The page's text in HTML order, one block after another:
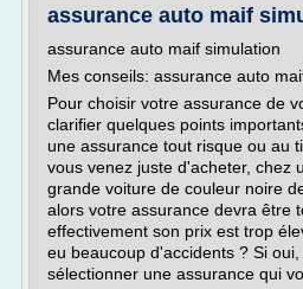
assurance auto maif
assurance auto maif simulation
Mes conseils: assurance auto
Pour choisir votre assurance de
clarifier quelques points
une assurance tout risque ou au
vous venez juste d'acheter, chez
grande voiture de couleur noire
alors votre assurance devra être
effectivement son prix est trop
eu beaucoup d'accidents ? Si
sélectionner une assurance qui